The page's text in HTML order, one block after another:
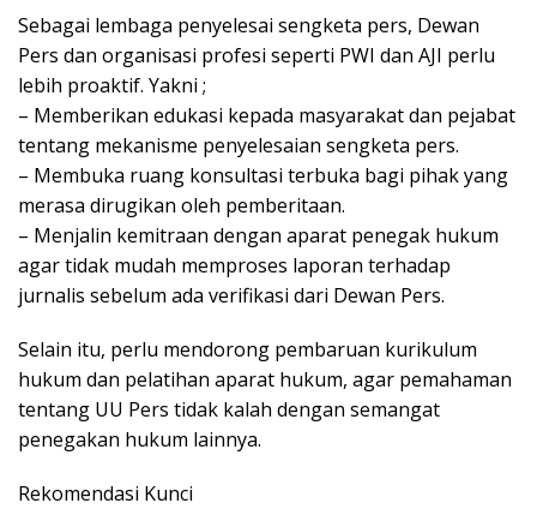
Sebagai lembaga penyelesai sengketa pers, Dewan
Pers dan organisasi profesi seperti PWI dan AJI perlu
lebih proaktif. Yakni ;
– Memberikan edukasi kepada masyarakat dan pejabat
tentang mekanisme penyelesaian sengketa pers.
– Membuka ruang konsultasi terbuka bagi pihak yang
merasa dirugikan oleh pemberitaan.
– Menjalin kemitraan dengan aparat penegak hukum
agar tidak mudah memproses laporan terhadap
jurnalis sebelum ada verifikasi dari Dewan Pers.
Selain itu, perlu mendorong pembaruan kurikulum
hukum dan pelatihan aparat hukum, agar pemahaman
tentang UU Pers tidak kalah dengan semangat
penegakan hukum lainnya.
Rekomendasi Kunci